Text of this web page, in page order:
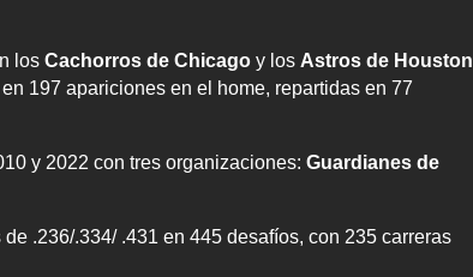
los Cachorros de Chicago y los Astros de Houston
197 apariciones en el home, repartidas en 77
y 2022 con tres organizaciones: Guardianes de
.236/.334/ .431 en 445 desafíos, con 235 carreras